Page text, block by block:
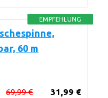
EMPFEHLUNG
60 m
31,99 €
69,99 €